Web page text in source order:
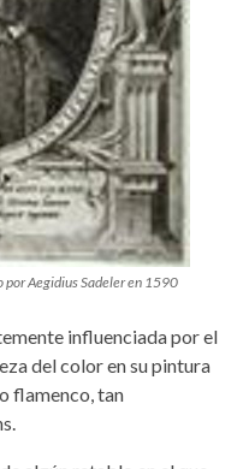
por Aegidius Sadeler en 1590
influenciada por el
del color en su pintura
flamenco, tan